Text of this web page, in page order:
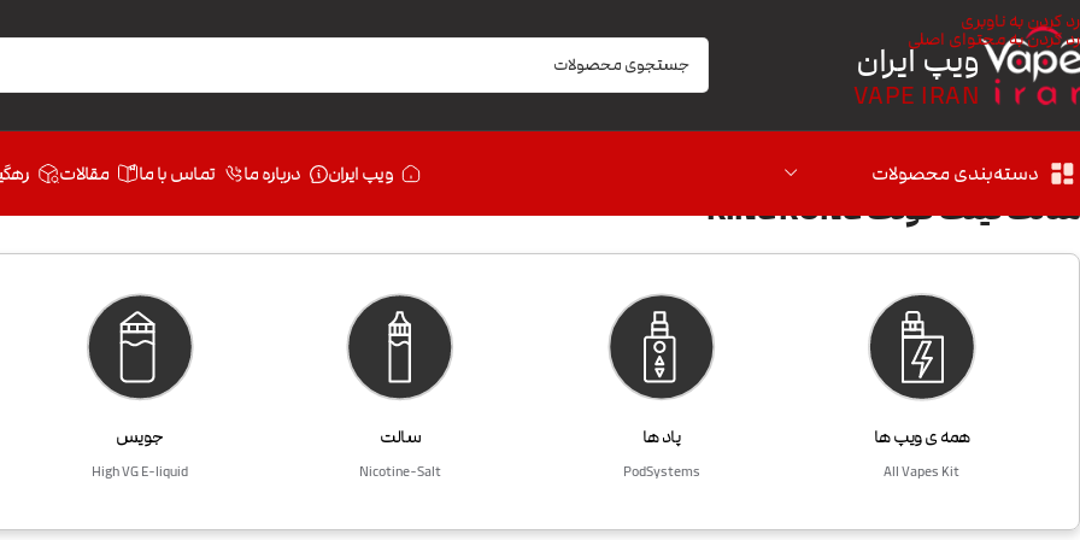
رد کردن به ناوبری
رد کردن به محتوای اصلی
ویپ ایران
VAPE IRAN
دسته‌بندی محصولات ویپ ایران درباره ما تماس با ما مقالات
سالت کینگ کونگ KING KONG
همه ی ویپ ها
All Vapes Kit
پاد ها
PodSystems
سالت
Nicotine-Salt
جویس
High VG E-liquid